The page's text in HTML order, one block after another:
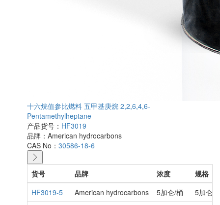
十六烷值参比燃料 五甲基庚烷 2,2,6,4,6-
Pentamethylheptane
产品货号： HF3019
品牌： American hydrocarbons
CAS No： 30586-18-6
货号 品牌 浓度
规格
HF3019-5
American hydrocarbons 5加仑/桶
5加仑